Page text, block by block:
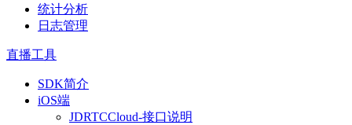
统计分析
日志管理
直播工具
SDK简介
iOS端
JDRTCCloud-接口说明